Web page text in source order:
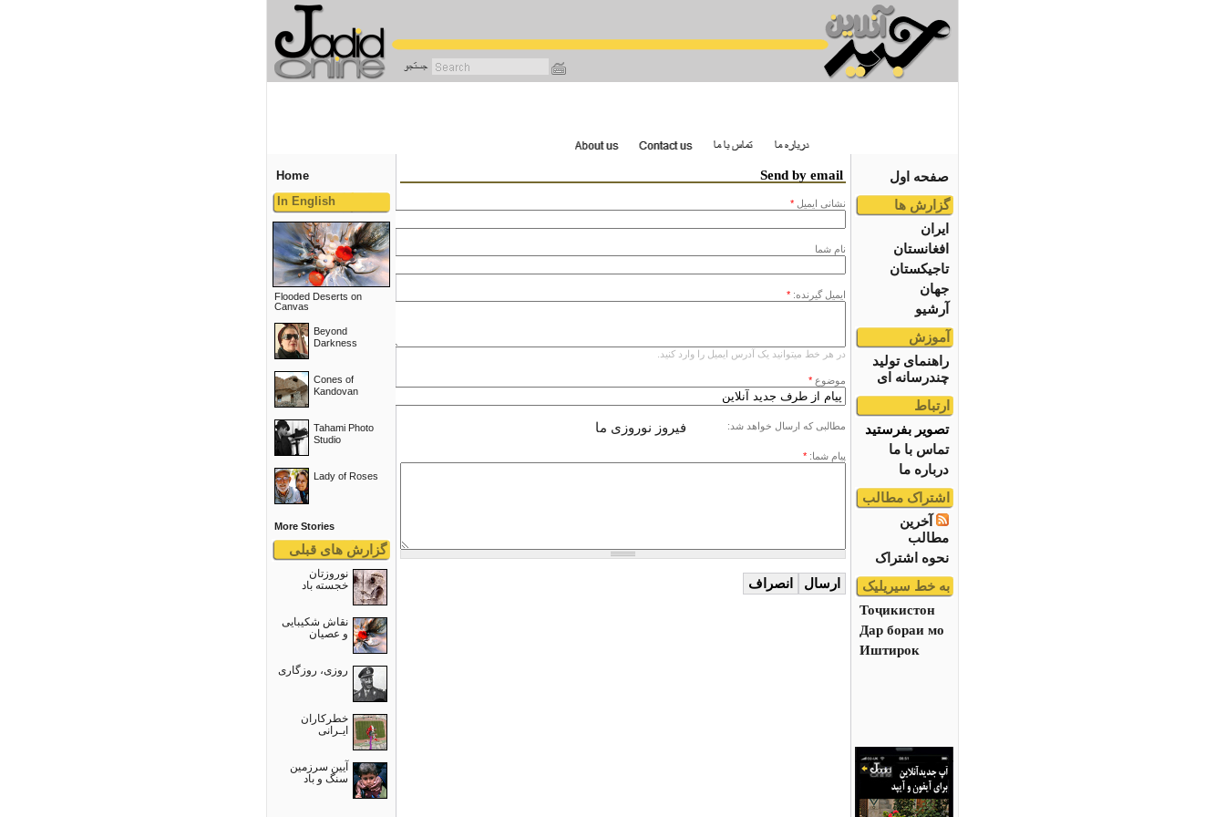
صفحه اول
گزارش ها
ایران
افغانستان
تاجیکستان
جهان
آرشیو
آموزش
راهنمای تولید
چندرسانه ای
ارتباط
تصویر بفرستید
تماس با ما
درباره ما
اشتراک مطالب
آخرین
مطالب
نحوه اشتراک
به خط سیریلیک
Тоҷикистон
Дар бораи мо
Иштирок
Home
In English
Flooded Deserts on
Canvas
Beyond
Darkness
Cones of
Kandovan
Tahami Photo
Studio
Lady of Roses
More Stories
گزارش های قبلی
نوروزتان
خجسته باد
نقاش شکیبایی
و عصيان
روزی، روزگاری
خطرکاران
ایـرانی
آیین سرزمین
سنگ و باد
Send by email
نشانى ايميل *
نام شما
ایمیل گیرنده: *
در هر خط میتوانید یک آدرس ایمیل را وارد کنید.
موضوع *
مطالبی که ارسال خواهد شد: فیروز نوروزی ما
پیام شما: *